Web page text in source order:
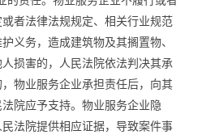
者法律法规规定、相关行业规范
义务，造成建筑物及其搁置物、
损害的，人民法院依法判决其承
物业服务企业承担责任后，向其
院应予支持。物业服务企业隐
法院提供相应证据，导致案件事